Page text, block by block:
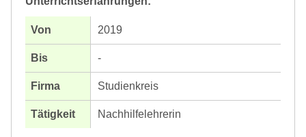
2019
-
Studienkreis
Nachhilfelehrerin